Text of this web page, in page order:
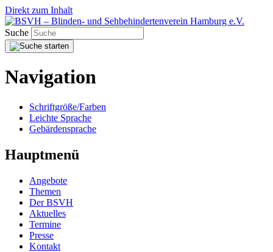
Direkt zum Inhalt
Suche
Navigation
Schriftgröße/Farben
Leichte Sprache
Gebärdensprache
Hauptmenü
Angebote
Themen
Der BSVH
Aktuelles
Termine
Presse
Kontakt